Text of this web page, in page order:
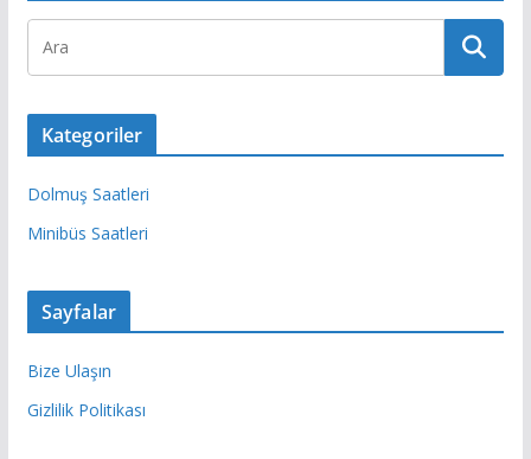
Kategoriler
Dolmuş Saatleri
Minibüs Saatleri
Sayfalar
Bize Ulaşın
Gizlilik Politikası